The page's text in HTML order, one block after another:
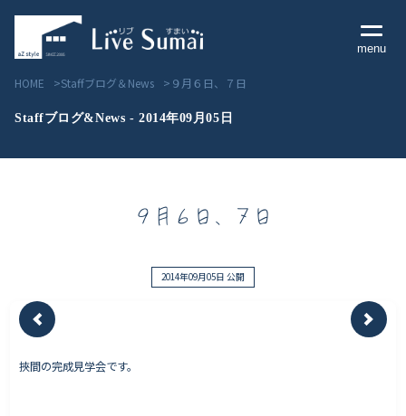
menu
Livesumai 住宅標準性能
Livesumai 保証について
見学会／モデルハウス情報
HOME Staffブログ＆News ９月６日、７日
Staffブログ&News - 2014年09月05日
９月６日、７日
2014年09月05日 公開
挾間の完成見学会です。